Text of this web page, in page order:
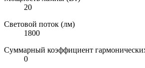
20
Световой поток (лм)
1800
Суммарный коэффициент
0